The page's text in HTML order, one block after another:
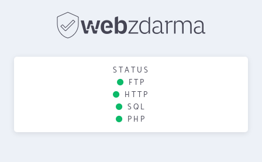
STATUS
FTP
HTTP
SQL
PHP